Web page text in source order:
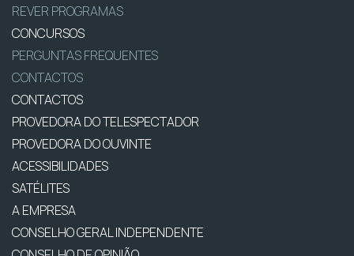
REVER PROGRAMAS
CONCURSOS
PERGUNTAS FREQUENTES
CONTACTOS
CONTACTOS
PROVEDORA DO TELESPECTADOR
PROVEDORA DO OUVINTE
ACESSIBILIDADES
SATÉLITES
A EMPRESA
CONSELHO GERAL INDEPENDENTE